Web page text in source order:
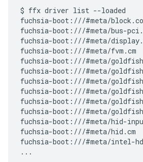
$ ffx driver list --loaded
fuchsia-boot:///#meta/
fuchsia-boot:///#meta/bus-
fuchsia-boot:///#meta/
fuchsia-boot:///#meta/fvm.cm
fuchsia-boot:///#meta/
fuchsia-boot:///#meta/
fuchsia-boot:///#meta/
fuchsia-boot:///#meta/
fuchsia-boot:///#meta/
fuchsia-boot:///#meta/
fuchsia-boot:///#meta/hid-
fuchsia-boot:///#meta/hid.cm
fuchsia-boot:///#meta/intel-